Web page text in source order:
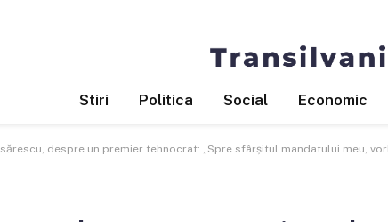
Stiri Politica Social Economic
despre un premier tehnocrat: „Spre sfârșitul mandatului meu,